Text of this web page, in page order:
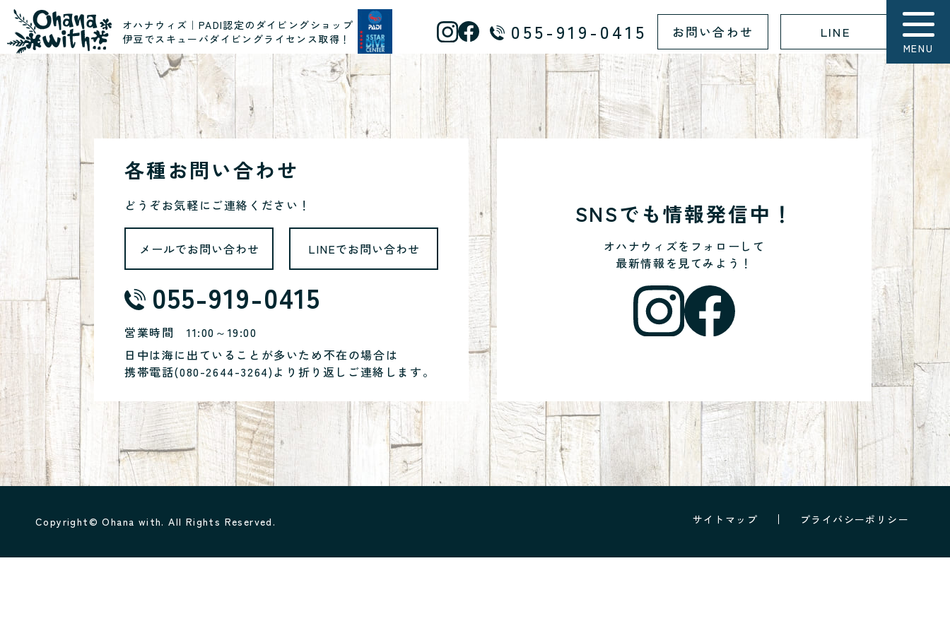
オハナウィズ｜PADI認定のダイビングショップ
伊豆でスキューバダイビングライセンス取得！
055-919-0415 お問い合わせ LINE
MENU
各種お問い合わせ
どうぞお気軽にご連絡ください！
メールでお問い合わせ LINEでお問い合わせ
055-919-0415
営業時間 11:00～19:00
日中は海に出ていることが多いため不在の場合は
携帯電話(080-2644-3264)より折り返しご連絡します。
SNSでも情報発信中！
オハナウィズをフォローして
最新情報を見てみよう！
サイトマップ プライバシーポリシー
Copyright© Ohana with. All Rights Reserved.